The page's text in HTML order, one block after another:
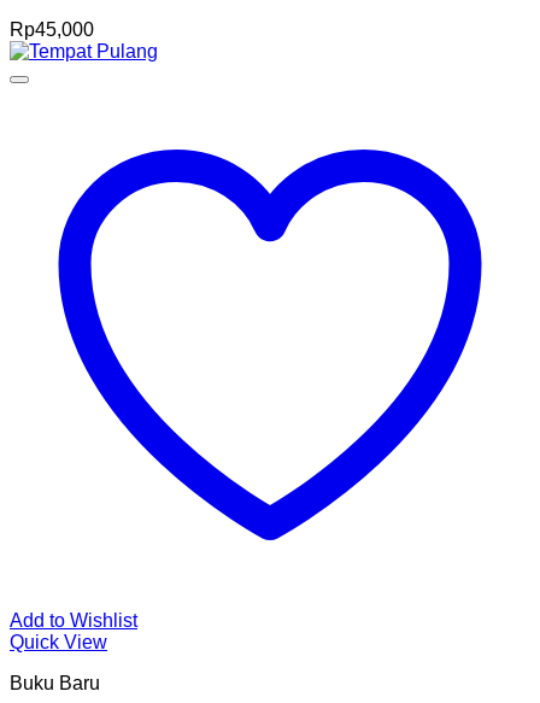
Rp45,000
Add to Wishlist
Quick View
Buku Baru